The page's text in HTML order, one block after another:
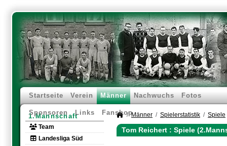
Startseite Verein Männer Nachwuchs Fotos
Sponsoren Links Fanshop
1.Mannschaft
Team
Landesliga Süd
Männer Spielerstatistik Spiele
Tom Reichert : Spiele